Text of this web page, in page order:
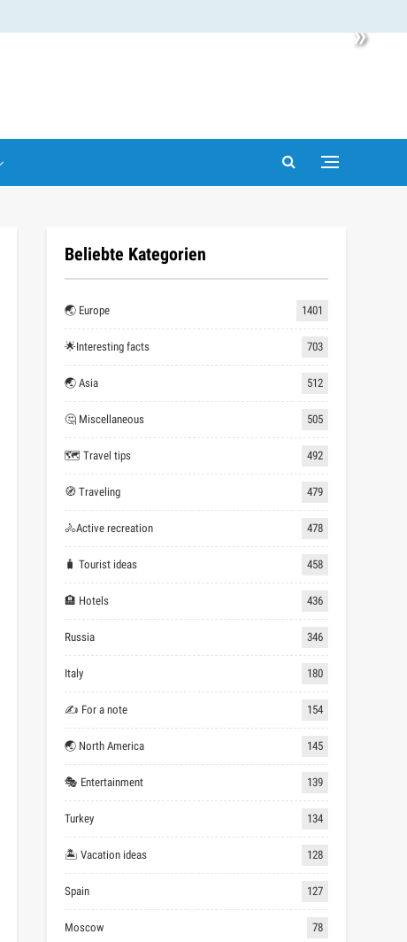
»
Beliebte Kategorien
🌏 Europe 1401
🌟Interesting facts 703
🌏 Asia 512
🤔 Miscellaneous 505
🗺 Travel tips 492
🧭 Traveling 479
🚴Active recreation 478
🧳 Tourist ideas 458
🏨 Hotels 436
Russia 346
Italy 180
✍ For a note 154
🌏 North America 145
🎭 Entertainment 139
Turkey 134
🏝 Vacation ideas 128
Spain 127
Moscow 78